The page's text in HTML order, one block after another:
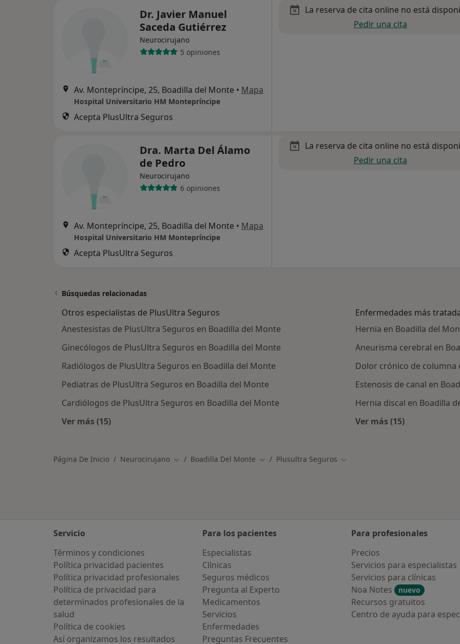
Dr. Javier Manuel
Saceda Gutiérrez
Neurocirujano
5 opiniones
Av. Montepríncipe, 25, Boadilla del Monte • Mapa
Hospital Universitario HM Montepríncipe
Acepta PlusUltra Seguros
La reserva de cita online no está
Pedir una cita
Dra. Marta Del Álamo
de Pedro
Neurocirujano
6 opiniones
Av. Montepríncipe, 25, Boadilla del Monte • Mapa
Hospital Universitario HM Montepríncipe
Acepta PlusUltra Seguros
La reserva de cita online no está
Pedir una cita
Búsquedas relacionadas
Otros especialistas de PlusUltra Seguros
Anestesistas de PlusUltra Seguros en Boadilla del Monte
Ginecólogos de PlusUltra Seguros en Boadilla del Monte
Radiólogos de PlusUltra Seguros en Boadilla del Monte
Pediatras de PlusUltra Seguros en Boadilla del Monte
Cardiólogos de PlusUltra Seguros en Boadilla del Monte
Ver más (15)
Enfermedades más
Hernia en Boadilla del
Aneurisma cerebral en
Dolor crónico de columna
Estenosis de canal en
Hernia discal en Boadilla
Ver más (15)
Página De Inicio Neurocirujano Cambiar de ciudad
Boadilla Del Monte Cambiar de ciudad
Plusultra Seguros Cambiar de ciudad
Servicio
Términos y condiciones
Política privacidad pacientes
Política privacidad profesionales
Política de privacidad para
determinados profesionales de la
salud
Política de cookies
Así organizamos los resultados
Para los pacientes
Especialistas
Clínicas
Seguros médicos
Pregunta al Experto
Medicamentos
Servicios
Enfermedades
Preguntas Frecuentes
Para profesionales
Precios
Servicios para especialistas
Servicios para clínicas
Noa Notes
nuevo
Recursos gratuitos
Centro de ayuda para